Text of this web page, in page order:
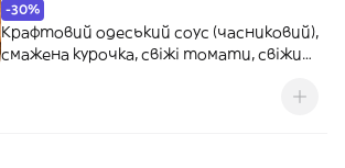
-30%
Крафтовий одеський соус (часниковий),
смажена курочка, свіжі томати, свіжий